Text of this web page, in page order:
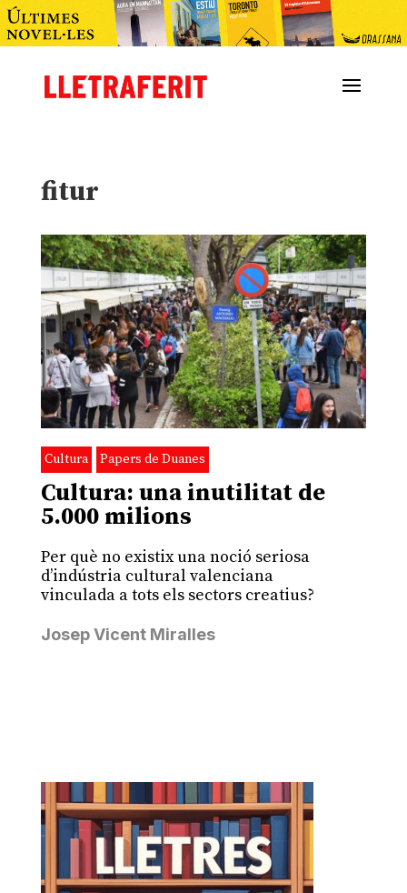
fitur
Cultura Papers de Duanes
Cultura: una inutilitat de
5.000 milions
Per què no existix una noció seriosa
d’indústria cultural valenciana
vinculada a tots els sectors creatius?
Josep Vicent Miralles